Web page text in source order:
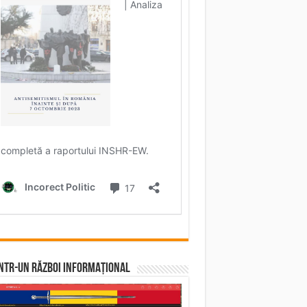
un RĂZBOI INFORMAȚIONAL